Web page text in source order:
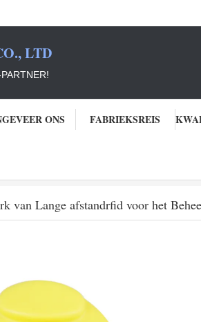
LTD
ONS FABRIEKSREIS
Lange afstandrfid voor het